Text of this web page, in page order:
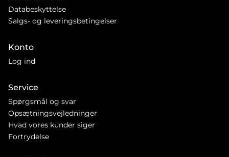
Databeskyttelse
Salgs- og leveringsbetingelser
Konto
Log ind
Service
Spørgsmål og svar
Opsætningsvejledninger
Hvad vores kunder siger
Fortrydelse